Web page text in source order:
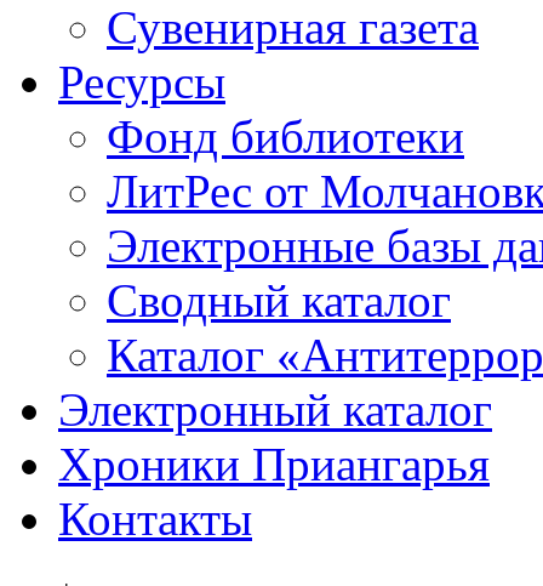
Сувенирная газета
Ресурсы
Фонд библиотеки
ЛитРес от
Электронные базы
Сводный каталог
Каталог
Электронный каталог
Хроники Приангарья
Контакты